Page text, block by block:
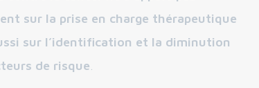
sur la prise en charge thérapeutique
sur l’identification et la diminution
de risque